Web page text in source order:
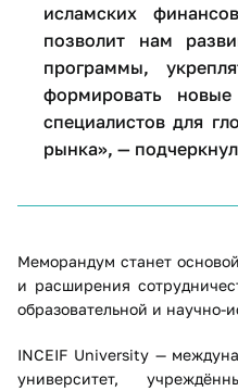
исламских
позволит нам
программы,
формировать
специалистов для
рынка», —
Меморандум станет
и расширения
образовательной и научно-
INCEIF University —
университет,